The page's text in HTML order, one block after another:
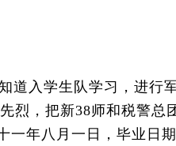
道入学生队学习，进行
烈，把新38师和税警总
一年八月一日，毕业日